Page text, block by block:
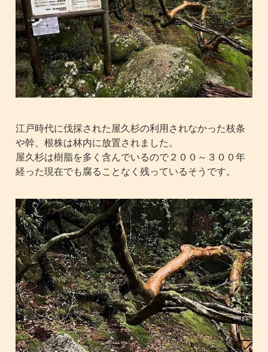
江戸時代に伐採された屋久杉の利用されなかった枝条
や幹、根株は林内に放置されました。
屋久杉は樹脂を多く含んでいるので２００～３００年
経った現在でも腐ることなく残っているそうです。